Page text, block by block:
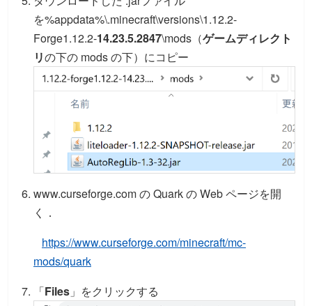
を%appdata%\.minecraft\versions\1.12.2-
Forge1.12.2-14.23.5.2847\mods（ゲームディレクト
リの下の mods の下）にコピー
www.curseforge.com の Quark の Web ページを開
く．
https://www.curseforge.com/minecraft/mc-
mods/quark
「Files 」をクリックする